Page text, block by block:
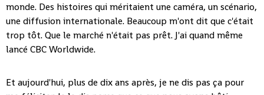
monde. Des histoires qui méritaient une caméra, un scénario,
une diffusion internationale. Beaucoup m'ont dit que c'était
trop tôt. Que le marché n'était pas prêt. J'ai quand même
lancé CBC Worldwide.
Et aujourd'hui, plus de dix ans après, je ne dis pas ça pour